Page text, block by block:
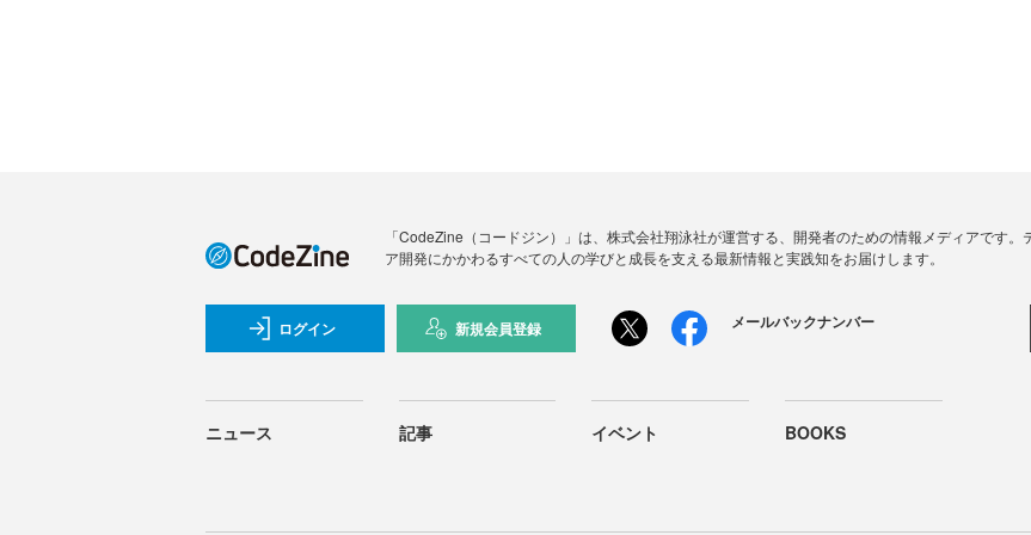
「CodeZine（コードジン）」は、株式会社翔泳社が運営する、開発者のための情報メディアです
ア開発にかかわるすべての人の学びと成長を支える最新情報と実践知をお届けします。
ログイン 新規会員登録 メールバックナンバー
ニュース 記事 イベント BOOKS